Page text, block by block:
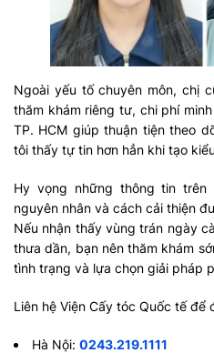
Ngoài yếu tố chuyên môn, chị
thăm khám riêng tư, chi phí
TP. HCM giúp thuận tiện theo
tôi thấy tự tin hơn hẳn khi tạo
Hy vọng những thông tin
nguyên nhân và cách cải thiện
Nếu nhận thấy vùng trán ngày
thưa dần, bạn nên thăm khám
tình trạng và lựa chọn giải pháp
Liên hệ Viện Cấy tóc Quốc tế để
Hà Nội: 0243.219.1111